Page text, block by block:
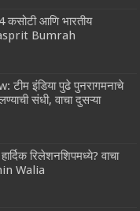
आणि भारतीय
Bumrah
इंडिया पुढे पुनरागमनाचे
संधी, वाचा दुसऱ्या
रिलेशनशिपमध्ये? वाचा
Walia